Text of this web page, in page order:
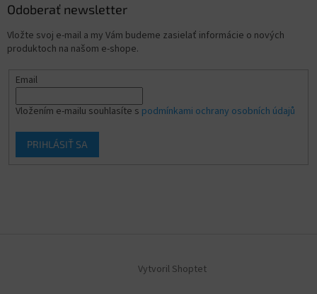
Odoberať newsletter
Vložte svoj e-mail a my Vám budeme zasielať informácie o nových
produktoch na našom e-shope.
Email
Vložením e-mailu souhlasíte s podmínkami ochrany osobních údajů
PRIHLÁSIŤ SA
Vytvoril Shoptet